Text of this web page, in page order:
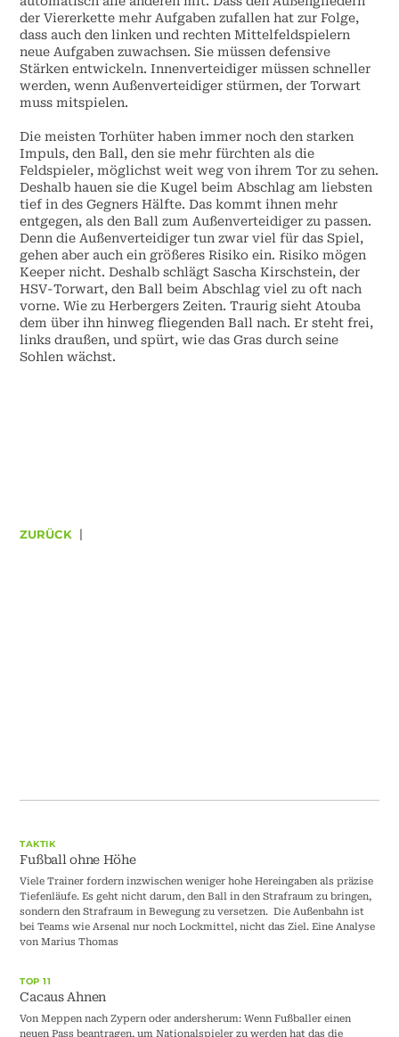
der Viererkette mehr Aufgaben zufallen hat zur Folge,
dass auch den linken und rechten Mittelfeldspielern
neue Aufgaben zuwachsen. Sie müssen defensive
Stärken entwickeln. Innenverteidiger müssen schneller
werden, wenn Außenverteidiger stürmen, der Torwart
muss mitspielen.
Die meisten Torhüter haben immer noch den starken
Impuls, den Ball, den sie mehr fürchten als die
Feldspieler, möglichst weit weg von ihrem Tor zu sehen.
Deshalb hauen sie die Kugel beim Abschlag am liebsten
tief in des Gegners Hälfte. Das kommt ihnen mehr
entgegen, als den Ball zum Außenverteidiger zu passen.
Denn die Außenverteidiger tun zwar viel für das Spiel,
gehen aber auch ein größeres Risiko ein. Risiko mögen
Keeper nicht. Deshalb schlägt Sascha Kirschstein, der
HSV-Torwart, den Ball beim Abschlag viel zu oft nach
vorne. Wie zu Herbergers Zeiten. Traurig sieht Atouba
dem über ihn hinweg fliegenden Ball nach. Er steht frei,
links draußen, und spürt, wie das Gras durch seine
Sohlen wächst.
ZURÜCK |
TAKTIK
Fußball ohne Höhe
Viele Trainer fordern inzwischen weniger hohe Hereingaben als präzise
Tiefenläufe. Es geht nicht darum, den Ball in den Strafraum zu bringen,
sondern den Strafraum in Bewegung zu versetzen. Die Außenbahn ist
bei Teams wie Arsenal nur noch Lockmittel, nicht das Ziel. Eine Analyse
von Marius Thomas
TOP 11
Cacaus Ahnen
Von Meppen nach Zypern oder andersherum: Wenn Fußballer einen
neuen Pass beantragen, um Nationalspieler zu werden hat das die